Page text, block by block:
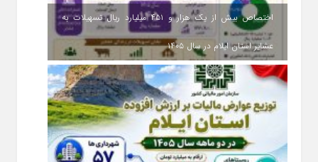
اختصاص بیش از یک هزار و ۴۵۱ میلیارد ریال تسهیلات به
عشایر استان ایلام در سال ۱۴۰۵